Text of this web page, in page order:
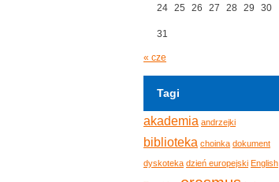
24 25 26 27 28 29 30
31
« cze
Tagi
akademia andrzejki
biblioteka choinka dokument
dyskoteka dzień europejski English